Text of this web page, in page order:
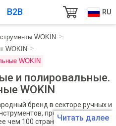
B2B RU
WOKIN
WOKIN
WOKIN
и полировальные.
WOKIN
бренд в секторе ручных и
продукция которого
чем 100 странах мира.Читать далее